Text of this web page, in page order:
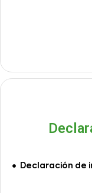
Declaración de